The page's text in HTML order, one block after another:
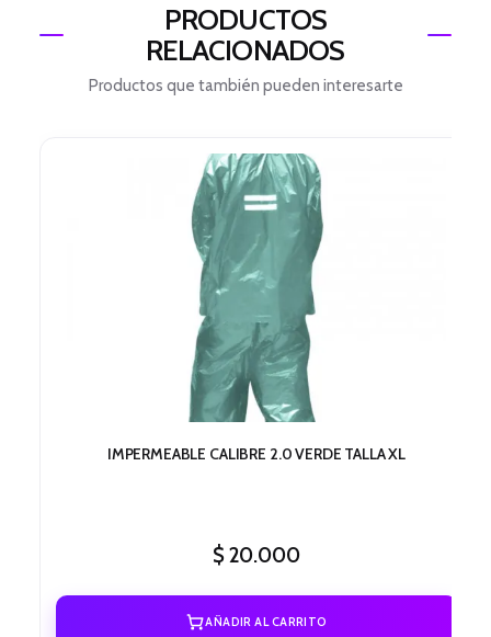
PRODUCTOS
RELACIONADOS
Productos que también pueden interesarte
IMPERMEABLE CALIBRE 2.0 VERDE TALLA XL
$20.000
AÑADIR AL CARRITO